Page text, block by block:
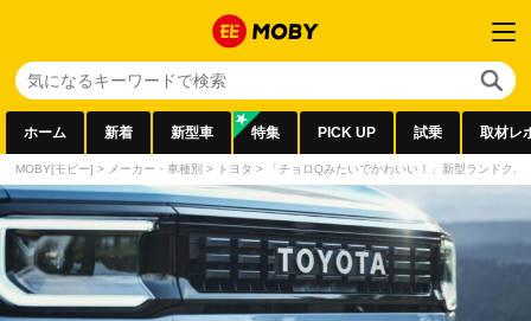
ホーム 新着 新型車 特集 PICK UP 試乗 取材レ
MOBY[モビー] > メーカー・車種別 > トヨタ > 「チョロQみたいでかわいい！」新型ランドク